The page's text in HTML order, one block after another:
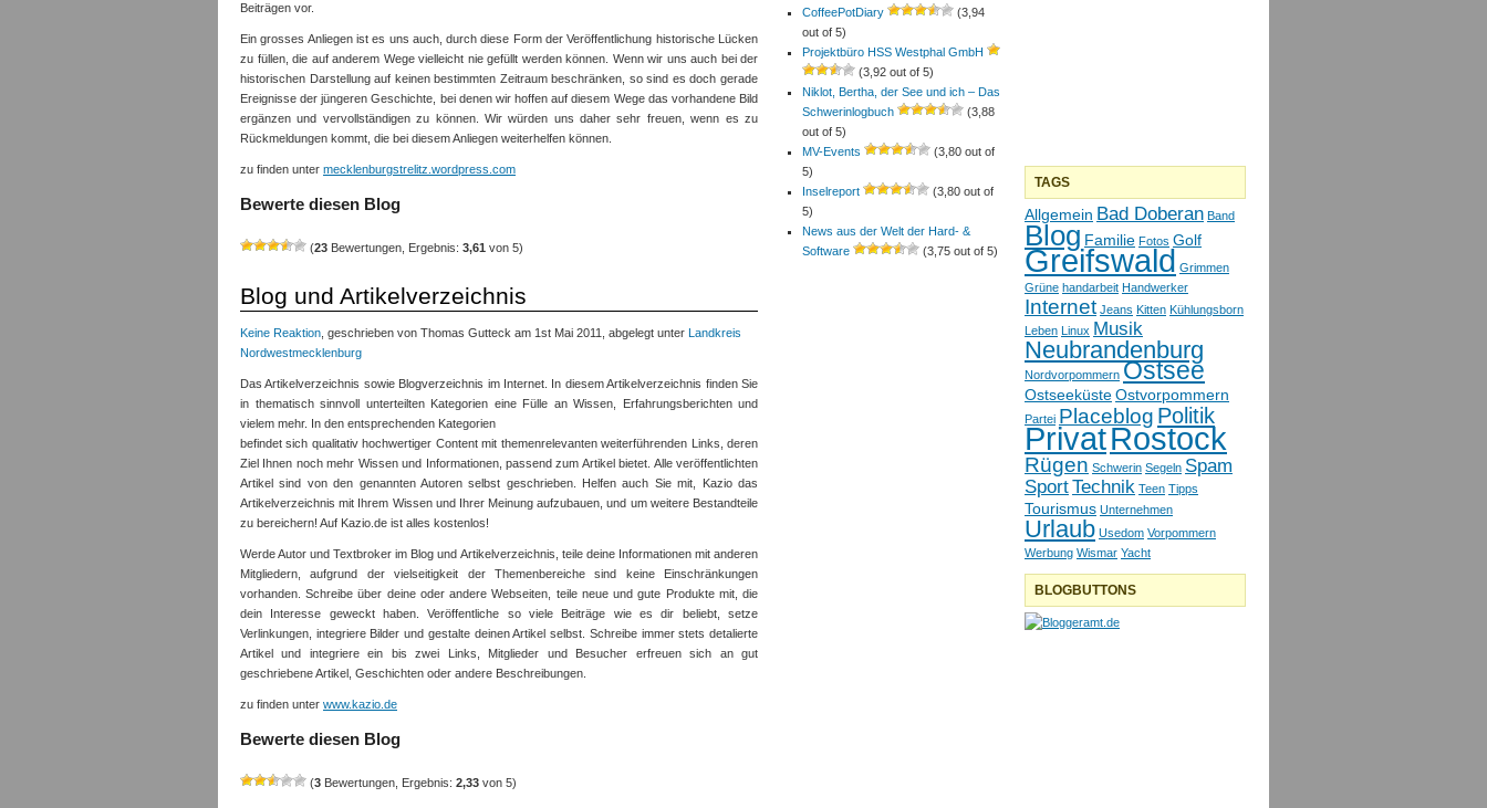
Beiträgen vor.
Ein grosses Anliegen ist es uns auch, durch diese Form der Veröffentlichung historische Lücken
zu füllen, die auf anderem Wege vielleicht nie gefüllt werden können. Wenn wir uns auch bei der
historischen Darstellung auf keinen bestimmten Zeitraum beschränken, so sind es doch gerade
Ereignisse der jüngeren Geschichte, bei denen wir hoffen auf diesem Wege das vorhandene Bild
ergänzen und vervollständigen zu können. Wir würden uns daher sehr freuen, wenn es zu
Rückmeldungen kommt, die bei diesem Anliegen weiterhelfen können.
zu finden unter mecklenburgstrelitz.wordpress.com
Bewerte diesen Blog
(23 Bewertungen, Ergebnis: 3,61 von 5)
Blog und Artikelverzeichnis
Keine Reaktion , geschrieben von Thomas Gutteck am 1st Mai 2011, abgelegt unter Landkreis
Nordwestmecklenburg
Das Artikelverzeichnis sowie Blogverzeichnis im Internet. In diesem Artikelverzeichnis finden Sie
in thematisch sinnvoll unterteilten Kategorien eine Fülle an Wissen, Erfahrungsberichten und
vielem mehr. In den entsprechenden Kategorien
befindet sich qualitativ hochwertiger Content mit themenrelevanten weiterführenden Links, deren
Ziel Ihnen noch mehr Wissen und Informationen, passend zum Artikel bietet. Alle veröffentlichten
Artikel sind von den genannten Autoren selbst geschrieben. Helfen auch Sie mit, Kazio das
Artikelverzeichnis mit Ihrem Wissen und Ihrer Meinung aufzubauen, und um weitere Bestandteile
zu bereichern! Auf Kazio.de ist alles kostenlos!
Werde Autor und Textbroker im Blog und Artikelverzeichnis, teile deine Informationen mit anderen
Mitgliedern, aufgrund der vielseitigkeit der Themenbereiche sind keine Einschränkungen
vorhanden. Schreibe über deine oder andere Webseiten, teile neue und gute Produkte mit, die
dein Interesse geweckt haben. Veröffentliche so viele Beiträge wie es dir beliebt, setze
Verlinkungen, integriere Bilder und gestalte deinen Artikel selbst. Schreibe immer stets detalierte
Artikel und integriere ein bis zwei Links, Mitglieder und Besucher erfreuen sich an gut
geschriebene Artikel, Geschichten oder andere Beschreibungen.
zu finden unter www.kazio.de
Bewerte diesen Blog
(3 Bewertungen, Ergebnis: 2,33 von 5)
CoffeePotDiary
(3,94
out of 5)
Projektbüro HSS Westphal GmbH
(3,92 out of 5)
Niklot, Bertha, der See und ich – Das
Schwerinlogbuch
(3,88
out of 5)
MV-Events
(3,80 out of
5)
Inselreport
(3,80 out of
5)
News aus der Welt der Hard- &
Software
(3,75 out of 5)
TAGS
Allgemein Bad Doberan Band
Blog Familie Fotos Golf
Greifswald Grimmen
Grüne handarbeit Handwerker
Internet Jeans Kitten Kühlungsborn
Leben Linux Musik
Neubrandenburg
Nordvorpommern Ostsee
OstseeküsteOstvorpommern
Partei Placeblog Politik
PrivatRostock
Rügen Schwerin Segeln Spam
SportTechnik Teen Tipps
Tourismus Unternehmen
Urlaub Usedom Vorpommern
Werbung Wismar Yacht
BLOGBUTTONS